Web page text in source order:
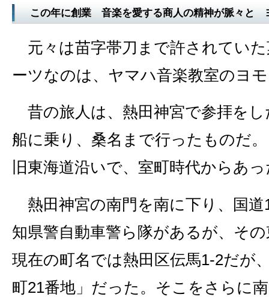
この年に創業 音楽を愛する商人の精神が脈々と
元々は苗字帯刀まで許されてい
ーツなのは、ヤマハ音楽教室のヨ
昔の旅人は、熱田神宮で参拝を
船に乗り、桑名まで行ったものだ
旧東海道沿いで、室町時代からあ
熱田神宮の南門を南に下り、国道
知県警自動車警ら隊があるが、そ
現在の町名では熱田区伝馬1‐2だが
町21番地」だった。そこをさらに